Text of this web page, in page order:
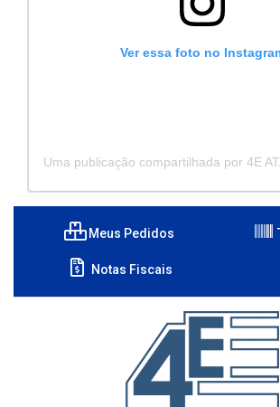
Ver essa foto no
Meus Pedidos
Notas Fiscais